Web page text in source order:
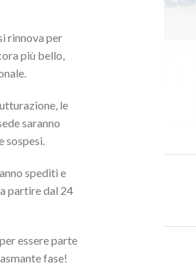
rinnova per
più bello,
le
saranno
sospesi.
spediti e
partire dal 24
essere parte
fase!
anche...